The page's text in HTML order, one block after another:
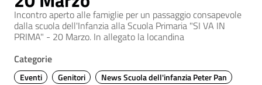
Incontro aperto alle famiglie per un passaggio consapevole
dalla scuola dell'Infanzia alla Scuola Primaria "SI VA IN
PRIMA" - 20 Marzo. In allegato la locandina
Categorie
Eventi Genitori
News Scuola dell'infanzia Peter Pan